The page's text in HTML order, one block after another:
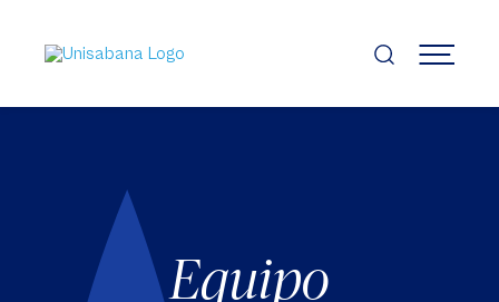
contenido
principal
MENÚ
Equipo